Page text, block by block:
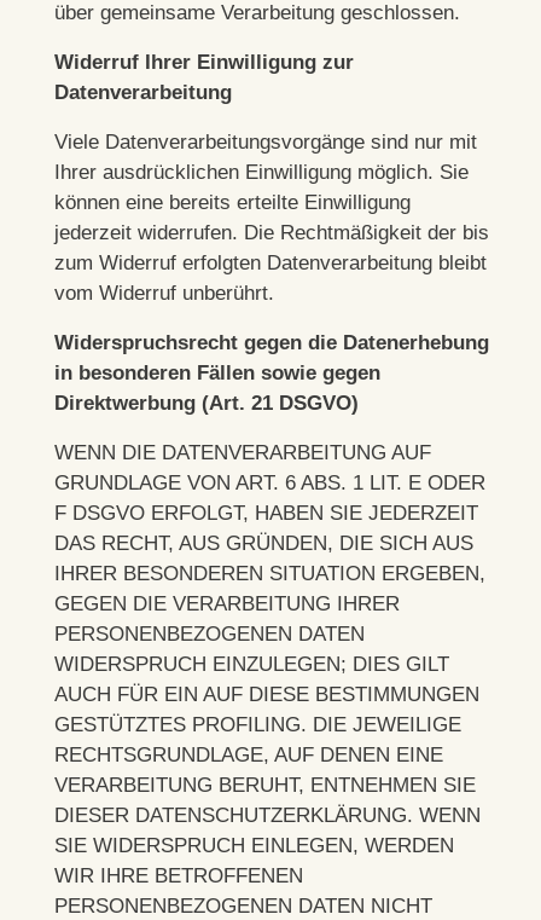
über gemeinsame Verarbeitung geschlossen.
Widerruf Ihrer Einwilligung zur
Datenverarbeitung
Viele Datenverarbeitungsvorgänge sind nur mit
Ihrer ausdrücklichen Einwilligung möglich. Sie
können eine bereits erteilte Einwilligung
jederzeit widerrufen. Die Rechtmäßigkeit der bis
zum Widerruf erfolgten Datenverarbeitung bleibt
vom Widerruf unberührt.
Widerspruchsrecht gegen die Datenerhebung
in besonderen Fällen sowie gegen
Direktwerbung (Art. 21 DSGVO)
WENN DIE DATENVERARBEITUNG AUF
GRUNDLAGE VON ART. 6 ABS. 1 LIT. E ODER
F DSGVO ERFOLGT, HABEN SIE JEDERZEIT
DAS RECHT, AUS GRÜNDEN, DIE SICH AUS
IHRER BESONDEREN SITUATION ERGEBEN,
GEGEN DIE VERARBEITUNG IHRER
PERSONENBEZOGENEN DATEN
WIDERSPRUCH EINZULEGEN; DIES GILT
AUCH FÜR EIN AUF DIESE BESTIMMUNGEN
GESTÜTZTES PROFILING. DIE JEWEILIGE
RECHTSGRUNDLAGE, AUF DENEN EINE
VERARBEITUNG BERUHT, ENTNEHMEN SIE
DIESER DATENSCHUTZERKLÄRUNG. WENN
SIE WIDERSPRUCH EINLEGEN, WERDEN
WIR IHRE BETROFFENEN
PERSONENBEZOGENEN DATEN NICHT